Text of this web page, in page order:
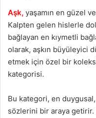
Aşk, yaşamın en güzel
Kalpten gelen hislerle
bağlayan en kıymetli
olarak, aşkın büyüleyici
etmek için özel bir
kategorisi.
Bu kategori, en
sözlerini bir araya